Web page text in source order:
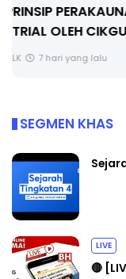
PENGARAH
Unknown 9 hari
SEGMEN KHAS
LIVE
🔴